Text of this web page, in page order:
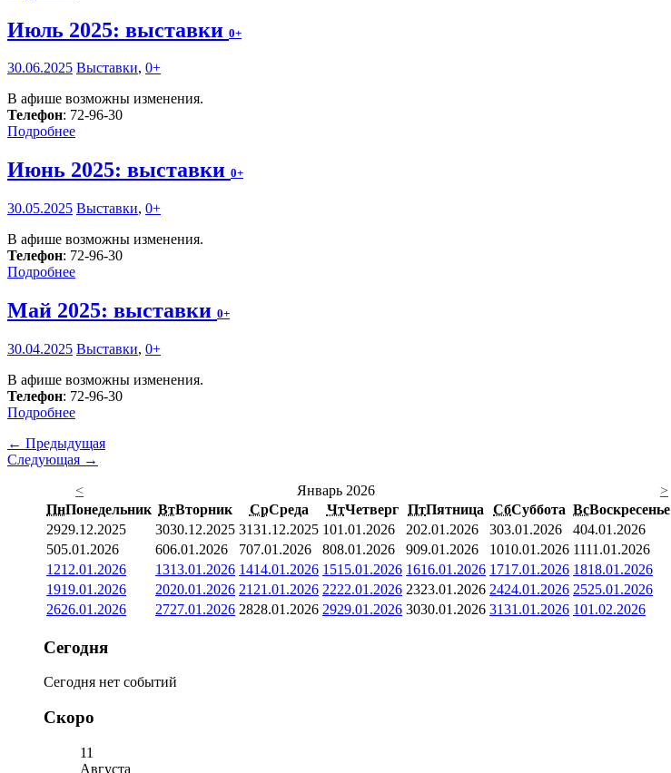
Июль 2025: выставки 0+
30.06.2025 Выставки, 0+
В афише возможны изменения.
Телефон: 72-96-30
Подробнее
Июнь 2025: выставки 0+
30.05.2025 Выставки, 0+
В афише возможны изменения.
Телефон: 72-96-30
Подробнее
Май 2025: выставки 0+
30.04.2025 Выставки, 0+
В афише возможны изменения.
Телефон: 72-96-30
Подробнее
← Предыдущая
Следующая →
<
Январь 2026
>
ПнПонедельник ВтВторник СрСреда ЧтЧетверг ПтПятница СбСуббота ВсВоскресенье
2929.12.2025 3030.12.2025 3131.12.2025 101.01.2026 202.01.2026 303.01.2026 404.01.2026
505.01.2026 606.01.2026 707.01.2026 808.01.2026 909.01.2026 1010.01.2026 1111.01.2026
1212.01.2026 1313.01.2026 1414.01.2026 1515.01.2026 1616.01.2026 1717.01.2026 1818.01.2026
1919.01.2026 2020.01.2026 21 21.01.2026 2222.01.2026 2323.01.2026 2424.01.2026 2525.01.2026
2626.01.2026 2727.01.2026 2828.01.2026 2929.01.2026 3030.01.2026 3131.01.2026 101.02.2026
Сегодня
Сегодня нет событий
Скоро
11
Августа